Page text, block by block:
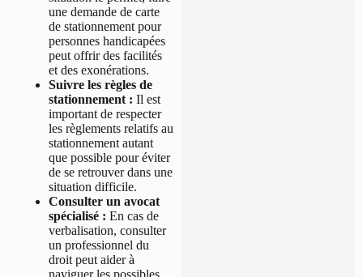
une demande de carte
de stationnement pour
personnes handicapées
peut offrir des facilités
et des exonérations.
Suivre les règles de
stationnement : Il est
important de respecter
les règlements relatifs au
stationnement autant
que possible pour éviter
de se retrouver dans une
situation difficile.
Consulter un avocat
spécialisé : En cas de
verbalisation, consulter
un professionnel du
droit peut aider à
naviguer les possibles